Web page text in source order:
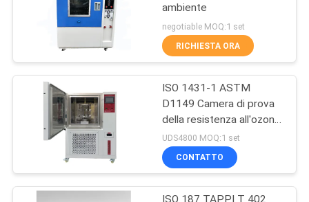
QUALITÀ
CONTATTICI
NOTIZIE
RICHIEDA
UNA
Un mulino di due
rotoli
Macchina universale
di collaudo
ambiente
negotiable MOQ:1 set
RICHIESTA ORA
ISO 1431-1 ASTM
D1149 Camera di prova
della resistenza all'ozono
del cavo Tester di
invecchiamento dei
materiali non metallici
UDS4800 MOQ:1 set
CONTATTO